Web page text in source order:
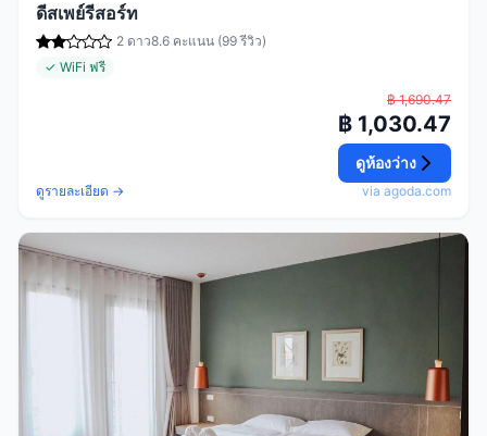
ดีสเพย์รีสอร์ท
2 ดาว8.6 คะแนน (99 รีวิว)
✓ WiFi ฟรี
ดูรายละเอียด →
฿ 1,690.47
฿ 1,030.47
ดูห้องว่าง
via agoda.com